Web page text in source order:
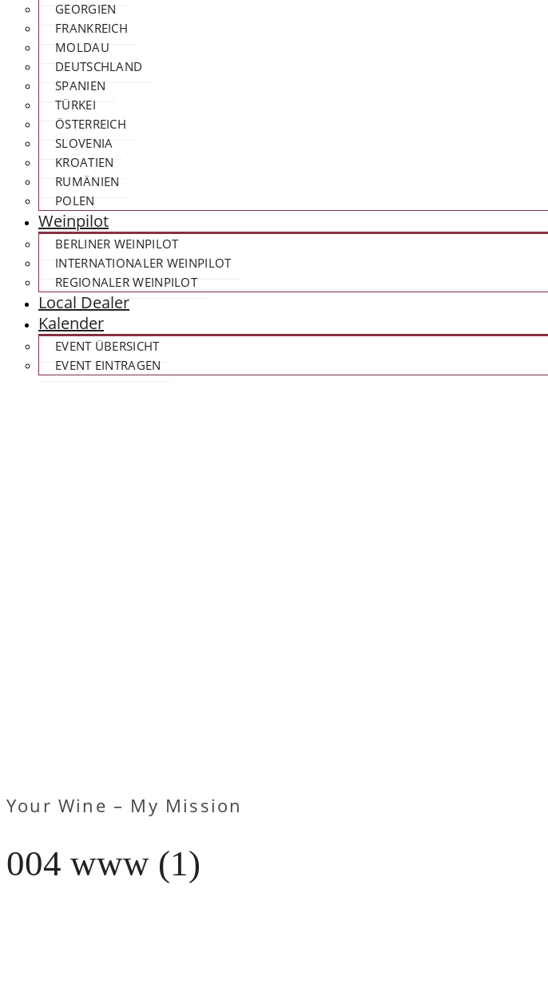
GEORGIEN
FRANKREICH
MOLDAU
DEUTSCHLAND
SPANIEN
TÜRKEI
ÖSTERREICH
SLOVENIA
KROATIEN
RUMÄNIEN
POLEN
Weinpilot
BERLINER WEINPILOT
INTERNATIONALER WEINPILOT
REGIONALER WEINPILOT
Local Dealer
Kalender
EVENT ÜBERSICHT
EVENT EINTRAGEN
Your Wine – My Mission
004 www (1)